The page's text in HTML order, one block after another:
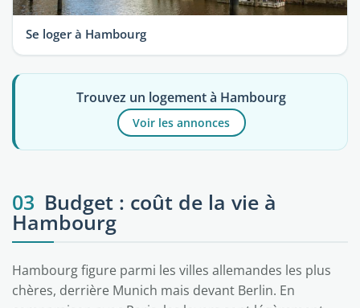
Se loger à Hambourg
Trouvez un logement à Hambourg
Voir les annonces
03 Budget : coût de la vie à
Hambourg
Hambourg figure parmi les villes allemandes les plus
chères, derrière Munich mais devant Berlin. En